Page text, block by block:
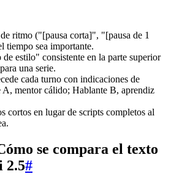
ritmo ("[pausa corta]", "[pausa de 1
tiempo sea importante.
estilo" consistente en la parte superior
una serie.
cada turno con indicaciones de
A, mentor cálido; Hablante B, aprendiz
cortos en lugar de scripts completos al
se compara el texto
2.5#